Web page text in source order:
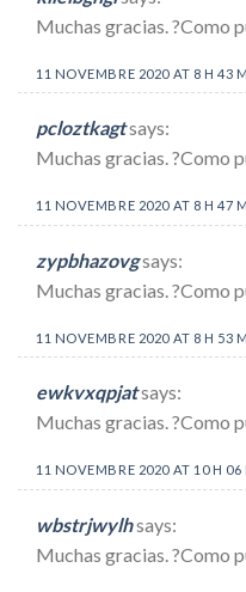
Muchas gracias. ?Como
11 NOVEMBRE 2020 AT 8 H 43
pcloztkagtsays:
Muchas gracias. ?Como
11 NOVEMBRE 2020 AT 8 H 47
zypbhazovgsays:
Muchas gracias. ?Como
11 NOVEMBRE 2020 AT 8 H 53
ewkvxqpjatsays:
Muchas gracias. ?Como
11 NOVEMBRE 2020 AT 10 H 06
wbstrjwylhsays:
Muchas gracias. ?Como